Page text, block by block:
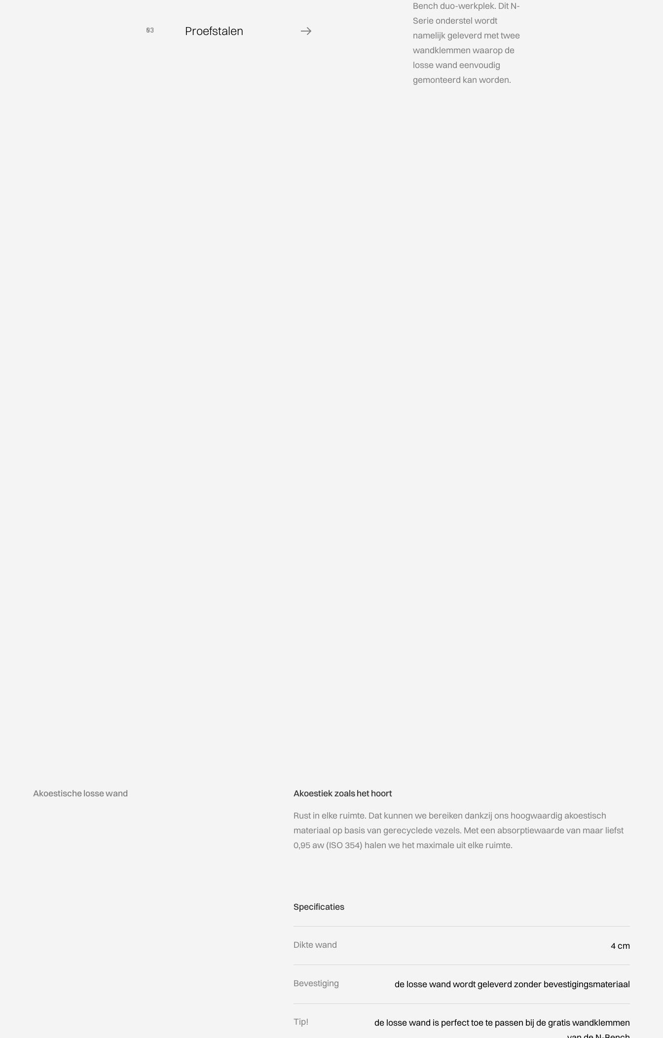
Bench duo-werkplek. Dit N-
Serie onderstel wordt
namelijk geleverd met twee
wandklemmen waarop de
losse wand eenvoudig
gemonteerd kan worden.
03
Proefstalen
Akoestische losse wand Akoestiek zoals het hoort
Rust in elke ruimte. Dat kunnen we bereiken dankzij ons hoogwaardig akoestisch
materiaal op basis van gerecyclede vezels. Met een absorptiewaarde van maar liefst
0,95 aw (ISO 354) halen we het maximale uit elke ruimte.
Specificaties
Dikte wand 4 cm
Bevestiging de losse wand wordt geleverd zonder bevestigingsmateriaal
Tip!
de losse wand is perfect toe te passen bij de gratis wandklemmen